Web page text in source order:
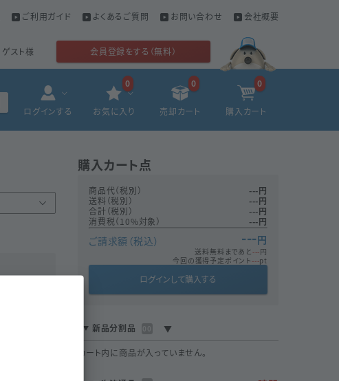
ご利用ガイド よくあるご質問 お問い合わせ 会社概要
ゲスト様 会員登録をする（無料）
ログインする お気に入り
0
売却カート
0
購入カート
0
購入カート点
商品代（税別） ---円
送料（税別）
---円
合計（税別）
---円
消費税（10%対象）
---円
ご請求額（税込） ---円
送料無料まであと---円
今回の獲得予定ポイント---pt
ログインして購入する
新品分割品
カート内に商品が入っていません。